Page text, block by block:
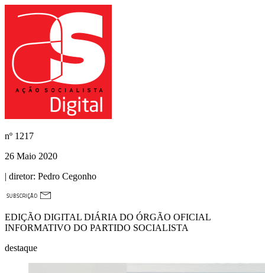
nº 1217
26 Maio 2020
| diretor: Pedro Cegonho
EDIÇÃO DIGITAL DIÁRIA DO ÓRGÃO OFICIAL
INFORMATIVO DO PARTIDO SOCIALISTA
destaque